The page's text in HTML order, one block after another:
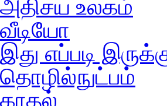
அதிசய உலகம்
வீடியோ
இது எப்படி
தொழில்நுட்பம்
காதல்